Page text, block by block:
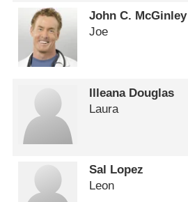
John C. McGinley
Joe
Illeana Douglas
Laura
Sal Lopez
Leon